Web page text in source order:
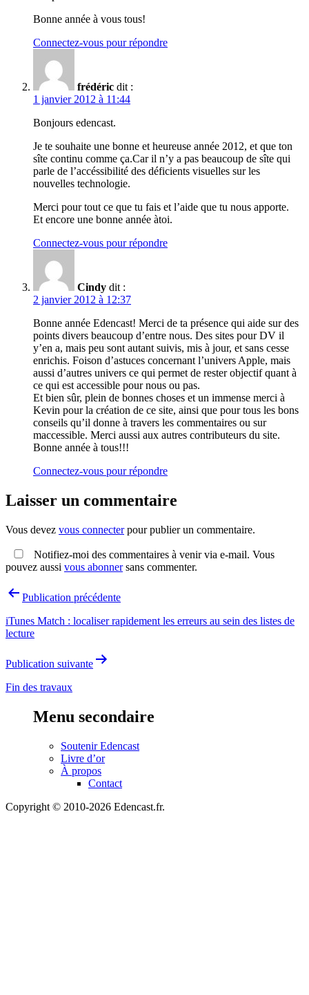
Bonne année à vous tous!
Connectez-vous pour répondre
frédéric dit :
1 janvier 2012 à 11:44
Bonjours edencast.
Je te souhaite une bonne et heureuse année 2012, et que ton
sîte continu comme ça.Car il n’y a pas beaucoup de sîte qui
parle de l’accéssibilité des déficients visuelles sur les
nouvelles technologie.
Merci pour tout ce que tu fais et l’aide que tu nous apporte.
Et encore une bonne année àtoi.
Connectez-vous pour répondre
Cindy dit :
2 janvier 2012 à 12:37
Bonne année Edencast! Merci de ta présence qui aide sur des
points divers beaucoup d’entre nous. Des sites pour DV il
y’en a, mais peu sont autant suivis, mis à jour, et sans cesse
enrichis. Foison d’astuces concernant l’univers Apple, mais
aussi d’autres univers ce qui permet de rester objectif quant à
ce qui est accessible pour nous ou pas.
Et bien sûr, plein de bonnes choses et un immense merci à
Kevin pour la création de ce site, ainsi que pour tous les bons
conseils qu’il donne à travers les commentaires ou sur
maccessible. Merci aussi aux autres contributeurs du site.
Bonne année à tous!!!
Connectez-vous pour répondre
Laisser un commentaire
Vous devez vous connecterpour publier un commentaire.
Notifiez-moi des commentaires à venir via e-mail. Vous
pouvez aussi vous abonnersans commenter.
Navigation
l’article
Publication précédente
iTunes Match : localiser rapidement les erreurs au sein des listes de
lecture
Publication suivante
Fin des travaux
Menu secondaire
Soutenir Edencast
Livre d’or
À propos
Contact
Copyright © 2010-2026 Edencast.fr.